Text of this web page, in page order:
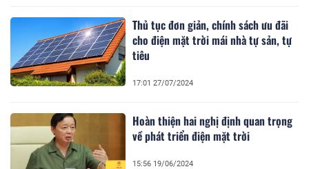
Thủ tục đơn giản, chính sách ưu đãi
cho điện mặt trời mái nhà tự sản, tự
tiêu
17:01 27/07/2024
Hoàn thiện hai nghị định quan trọng
về phát triển điện mặt trời
15:56 19/06/2024